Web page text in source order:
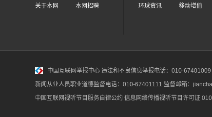
关于本网 本网招聘 环球资讯 移动增值
中国互联网举报中心 违法和不良信息举报电话：010-
新闻从业人员职业道德监督电话：010-67401111 监督邮箱：
中国互联网视听节目服务自律公约 信息网络传播视听节目许可证